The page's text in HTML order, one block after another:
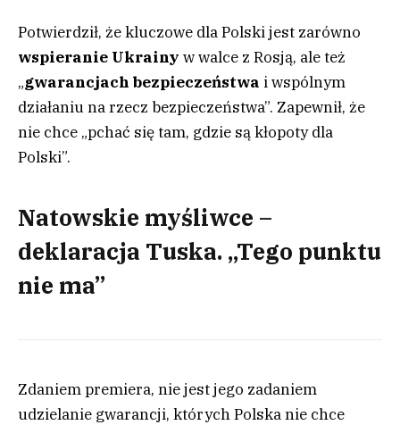
Potwierdził, że kluczowe dla Polski jest zarówno
wspieranie Ukrainy w walce z Rosją, ale też
„gwarancjach bezpieczeństwa i wspólnym
działaniu na rzecz bezpieczeństwa”. Zapewnił, że
nie chce „pchać się tam, gdzie są kłopoty dla
Polski”.
Natowskie myśliwce –
deklaracja Tuska. „Tego punktu
nie ma”
Zdaniem premiera, nie jest jego zadaniem
udzielanie gwarancji, których Polska nie chce